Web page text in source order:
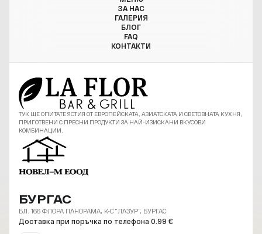
ЗА НАС
ГАЛЕРИЯ
БЛОГ
FAQ
КОНТАКТИ
ТУК ЩЕ ОПИТАТЕ ЯСТИЯ ОТ ЕВРОПЕЙСКАТА, АЗИАТСКАТА И СВЕТОВНАТА КУХНЯ,
ПРИГОТВЕНИ С ПРЕСНИ ПРОДУКТИ ЗА НАЙ-ИЗИСКАНИ ВКУСОВИ
КОМБИНАЦИИ.
БУРГАС
БЛ. 166 ФЛОРА ПАНОРАМА, К-С “ЛАЗУР”, БУРГАС
Доставка при поръчка по телефона 0.99 €